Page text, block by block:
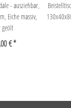
- ausziehbar,
Eiche massiv,
geölt
€ *